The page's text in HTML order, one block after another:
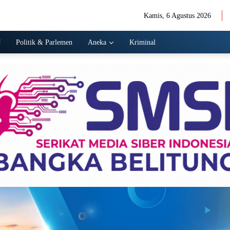
Kamis, 6 Agustus 2026
Politik & Parlemen Aneka Kriminal